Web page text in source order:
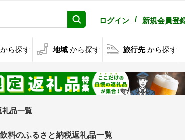
ログイン / 新規会員登
から探す 地域 から探す 旅行先 から探す
礼品一覧
料のふるさと納税返礼品一覧